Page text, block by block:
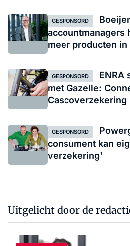
GESPONSORD
accountmanagers
meer producten in
GESPONSORD
ENRA
met Gazelle:
Cascoverzekering
GESPONSORD
consument kan
verzekering'
Uitgelicht door de